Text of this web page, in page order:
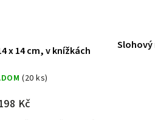
x 14 cm, v knížkách
(20 ks)
Kč
Slohový